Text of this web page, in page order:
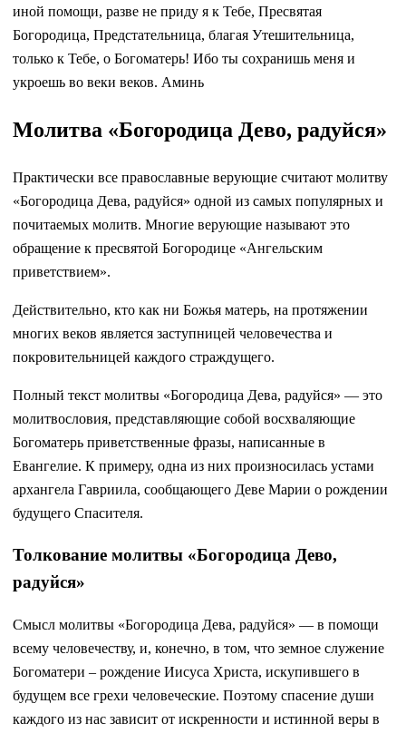
иной помощи, разве не приду я к Тебе, Пресвятая
Богородица, Предстательница, благая Утешительница,
только к Тебе, о Богоматерь! Ибо ты сохранишь меня и
укроешь во веки веков. Аминь
Молитва «Богородица Дево, радуйся»
Практически все православные верующие считают молитву
«Богородица Дева, радуйся» одной из самых популярных и
почитаемых молитв. Многие верующие называют это
обращение к пресвятой Богородице «Ангельским
приветствием».
Действительно, кто как ни Божья матерь, на протяжении
многих веков является заступницей человечества и
покровительницей каждого страждущего.
Полный текст молитвы «Богородица Дева, радуйся» — это
молитвословия, представляющие собой восхваляющие
Богоматерь приветственные фразы, написанные в
Евангелие. К примеру, одна из них произносилась устами
архангела Гавриила, сообщающего Деве Марии о рождении
будущего Спасителя.
Толкование молитвы «Богородица Дево,
радуйся»
Смысл молитвы «Богородица Дева, радуйся» — в помощи
всему человечеству, и, конечно, в том, что земное служение
Богоматери – рождение Иисуса Христа, искупившего в
будущем все грехи человеческие. Поэтому спасение души
каждого из нас зависит от искренности и истинной веры в